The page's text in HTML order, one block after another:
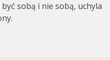
sobą i nie sobą, uchyla